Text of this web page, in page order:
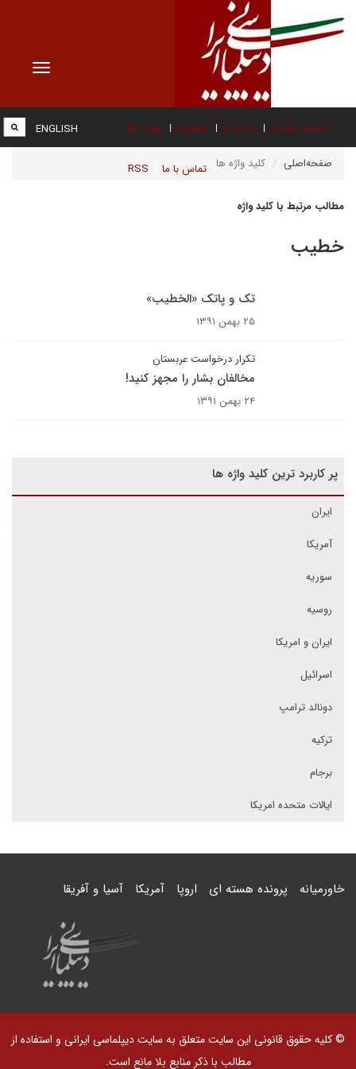
Toggle
صفحه نخست درباره ما عضویت پیوند ها
تماس با ما RSS
ENGLISH
صفحه‌اصلی کلید واژه ها
مطالب مرتبط با کلید واژه
خطیب
تک و پاتک «الخطیب»
۲۵ بهمن ۱۳۹۱
تکرار درخواست عربستان
مخالفان بشار را مجهز کنید!
۲۴ بهمن ۱۳۹۱
پر کاربرد ترین کلید واژه ها
ایران
آمریکا
سوریه
روسیه
ایران و امریکا
اسرائیل
دونالد ترامپ
ترکیه
برجام
ایالات متحده امریکا
خاورمیانه پرونده هسته ای اروپا آمریکا آسیا و آفریقا
© کلیه حقوق قانونی این سایت متعلق به سایت دیپلماسی ایرانی و استفاده از
مطالب با ذکر منابع بلا مانع است.